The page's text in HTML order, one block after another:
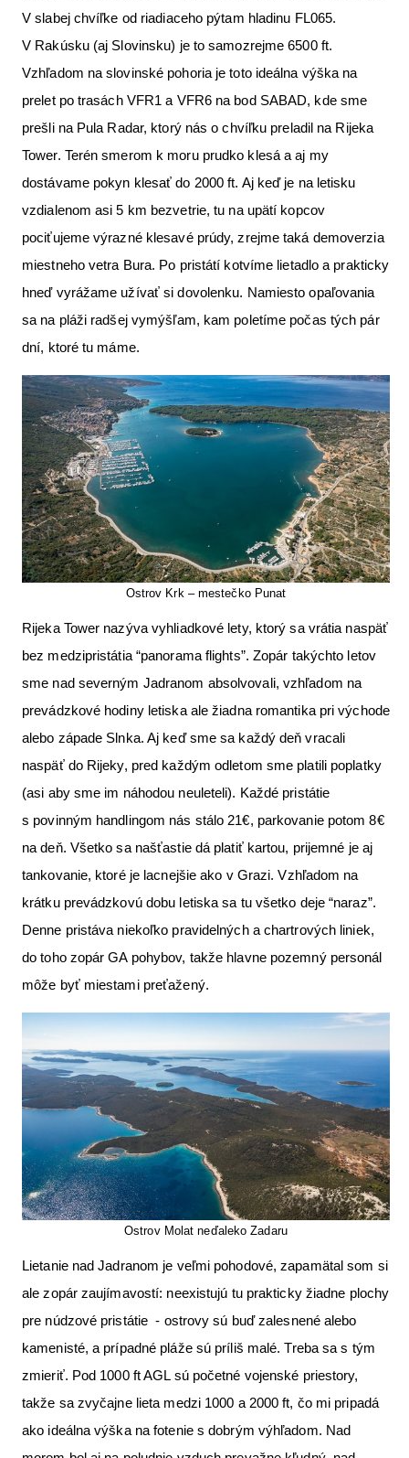
V slabej chvíľke od riadiaceho pýtam hladinu FL065.
V Rakúsku (aj Slovinsku) je to samozrejme 6500 ft.
Vzhľadom na slovinské pohoria je toto ideálna výška na
prelet po trasách VFR1 a VFR6 na bod SABAD, kde sme
prešli na Pula Radar, ktorý nás o chvíľku preladil na Rijeka
Tower. Terén smerom k moru prudko klesá a aj my
dostávame pokyn klesať do 2000 ft. Aj keď je na letisku
vzdialenom asi 5 km bezvetrie, tu na upätí kopcov
pociťujeme výrazné klesavé prúdy, zrejme taká demoverzia
miestneho vetra Bura. Po pristátí kotvíme lietadlo a prakticky
hneď vyrážame užívať si dovolenku. Namiesto opaľovania
sa na pláži radšej vymýšľam, kam poletíme počas tých pár
dní, ktoré tu máme.
Ostrov Krk – mestečko Punat
Rijeka Tower nazýva vyhliadkové lety, ktorý sa vrátia naspäť
bez medzipristátia “panorama flights”. Zopár takýchto letov
sme nad severným Jadranom absolvovali, vzhľadom na
prevádzkové hodiny letiska ale žiadna romantika pri východe
alebo západe Slnka. Aj keď sme sa každý deň vracali
naspäť do Rijeky, pred každým odletom sme platili poplatky
(asi aby sme im náhodou neuleteli). Každé pristátie
s povinným handlingom nás stálo 21€, parkovanie potom 8€
na deň. Všetko sa našťastie dá platiť kartou, prijemné je aj
tankovanie, ktoré je lacnejšie ako v Grazi. Vzhľadom na
krátku prevádzkovú dobu letiska sa tu všetko deje “naraz”.
Denne pristáva niekoľko pravidelných a chartrových liniek,
do toho zopár GA pohybov, takže hlavne pozemný personál
môže byť miestami preťažený.
Ostrov Molat neďaleko Zadaru
Lietanie nad Jadranom je veľmi pohodové, zapamätal som si
ale zopár zaujímavostí: neexistujú tu prakticky žiadne plochy
pre núdzové pristátie - ostrovy sú buď zalesnené alebo
kamenisté, a prípadné pláže sú príliš malé. Treba sa s tým
zmieriť. Pod 1000 ft AGL sú početné vojenské priestory,
takže sa zvyčajne lieta medzi 1000 a 2000 ft, čo mi pripadá
ako ideálna výška na fotenie s dobrým výhľadom. Nad